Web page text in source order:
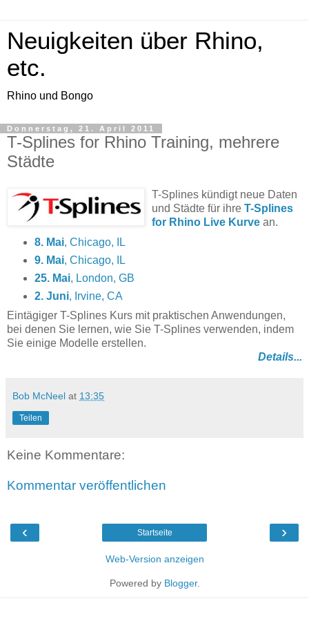
Neuigkeiten über Rhino,
etc.
Rhino und Bongo
Donnerstag, 21. April 2011
T-Splines for Rhino Training, mehrere
Städte
T-Splines kündigt neue Daten
und Städte für ihre T-Splines
for Rhino Live Kurve an.
8. Mai, Chicago, IL
9. Mai, Chicago, IL
25. Mai, London, GB
2. Juni, Irvine, CA
Eintägiger T-Splines Kurs mit praktischen Anwendungen,
bei denen Sie lernen, wie Sie T-Splines verwenden, indem
Sie einige Modelle erstellen.
Details...
Bob McNeel at 13:35
Teilen
Keine Kommentare:
Kommentar veröffentlichen
‹ ›
Startseite
Web-Version anzeigen
Powered by Blogger.